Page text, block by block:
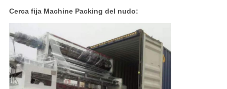
Cerca fija Machine Packing del nudo: